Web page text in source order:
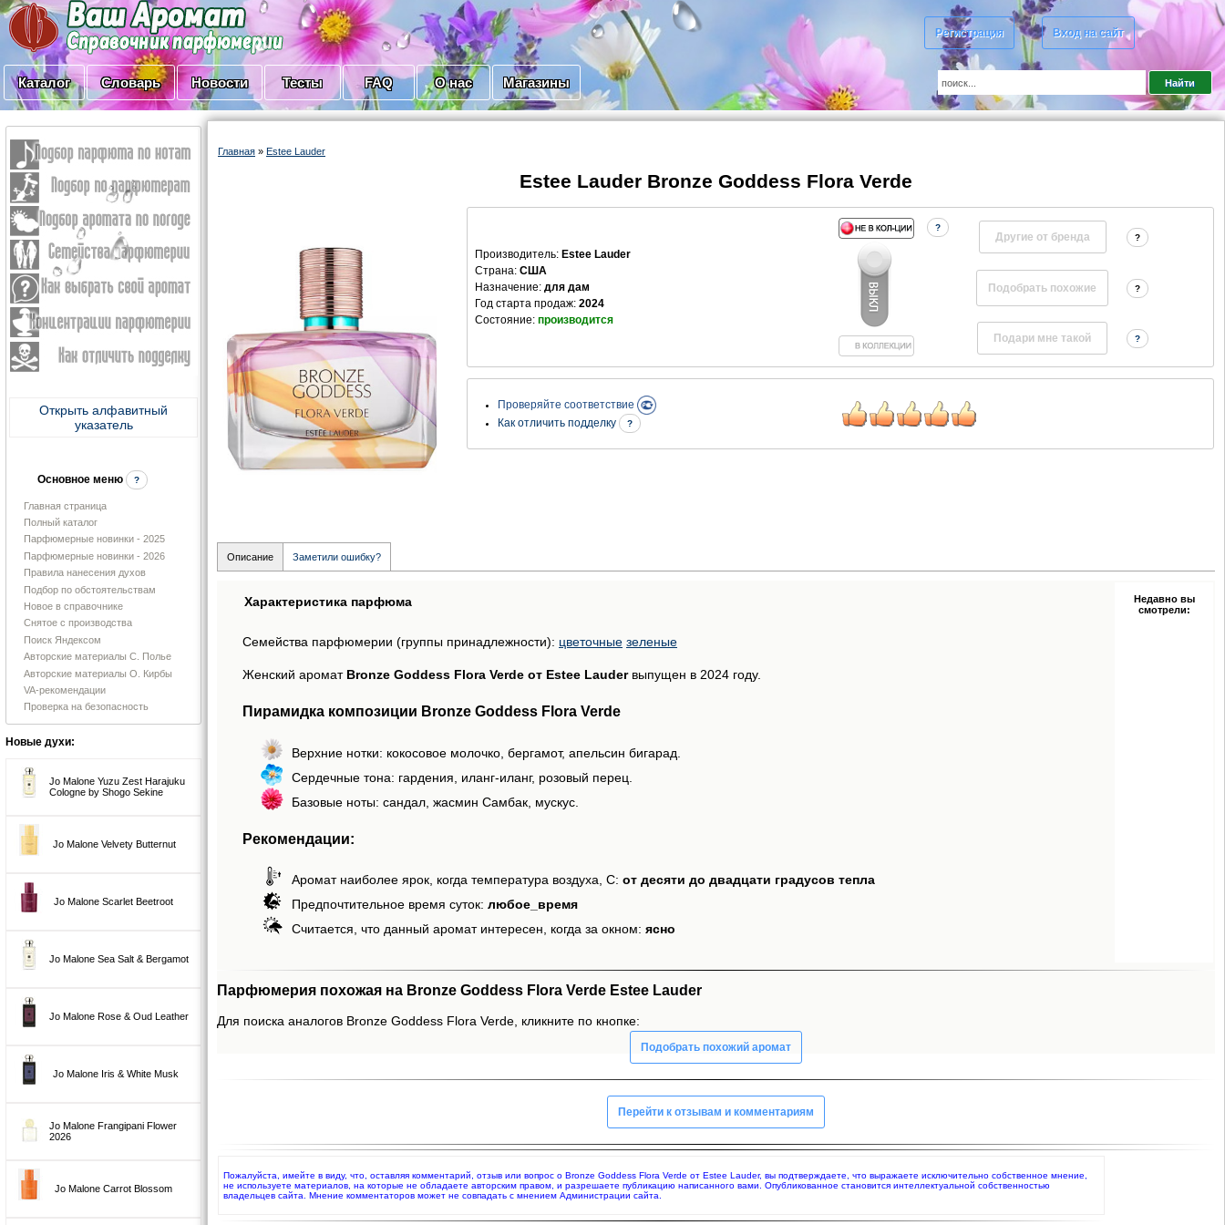
Регистрация Вход на сайт
Каталог Словарь Новости Тесты FAQ О нас Магазины
Открыть алфавитный
указатель
Основное меню ?
Главная страница
Полный каталог
Парфюмерные новинки - 2025
Парфюмерные новинки - 2026
Правила нанесения духов
Подбор по обстоятельствам
Новое в справочнике
Снятое с производства
Поиск Яндексом
Авторские материалы С. Полье
Авторские материалы О. Кирбы
VA-рекомендации
Проверка на безопасность
Новые духи:
Jo Malone Yuzu Zest Harajuku
Cologne by Shogo Sekine
Jo Malone Velvety Butternut
Jo Malone Scarlet Beetroot
Jo Malone Sea Salt & Bergamot
Jo Malone Rose & Oud Leather
Jo Malone Iris & White Musk
Jo Malone Frangipani Flower
2026
Jo Malone Carrot Blossom
Главная » Estee Lauder
Estee Lauder Bronze Goddess Flora Verde
Производитель: Estee Lauder
Страна: США
Назначение: для дам
Год старта продаж: 2024
Состояние: производится
?
Другие от бренда ?
?
?
Проверяйте соответствие
Как отличить подделку
?
Описание Заметили ошибку?
Характеристика парфюма
Семейства парфюмерии (группы принадлежности): цветочные зеленые
Женский аромат Bronze Goddess Flora Verde от Estee Lauderвыпущен в 2024 году.
Пирамидка композиции Bronze Goddess Flora Verde
Верхние нотки: кокосовое молочко, бергамот, апельсин бигарад.
Сердечные тона: гардения, иланг-иланг, розовый перец.
Базовые ноты: сандал, жасмин Самбак, мускус.
Рекомендации:
Аромат наиболее ярок, когда температура воздуха, С: от десяти до двадцати градусов тепла
Предпочтительное время суток: любое_время
Считается, что данный аромат интересен, когда за окном: ясно
Недавно вы
смотрели:
Парфюмерия похожая на Bronze Goddess Flora Verde Estee Lauder
Для поиска аналогов Bronze Goddess Flora Verde, кликните по кнопке:
Подобрать похожий аромат
Перейти к отзывам и комментариям
Пожалуйста, имейте в виду, что, оставляя комментарий, отзыв или вопрос о Bronze Goddess Flora Verde от Estee Lauder, вы подтверждаете, что выражаете исключительно собственное мнение,
не используете материалов, на которые не обладаете авторским правом, и разрешаете публикацию написанного вами. Опубликованное становится интеллектуальной собственностью
владельцев сайта. Мнение комментаторов может не совпадать с мнением Администрации сайта.